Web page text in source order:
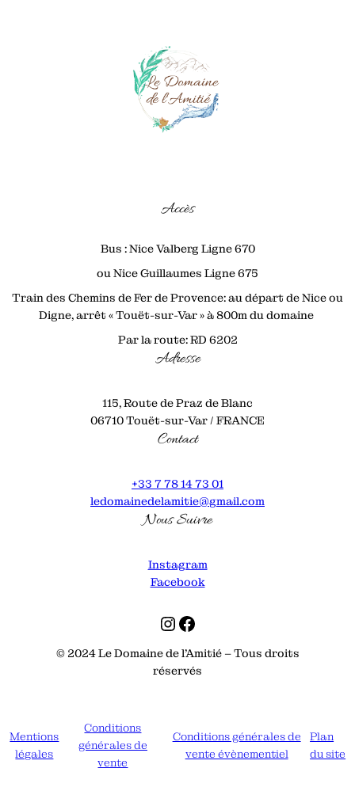
Accès
Bus : Nice Valberg Ligne 670
ou Nice Guillaumes Ligne 675
Train des Chemins de Fer de Provence: au départ de Nice ou
Digne, arrêt « Touët-sur-Var » à 800m du domaine
Par la route: RD 6202
Adresse
115, Route de Praz de Blanc
06710 Touët-sur-Var / FRANCE
Contact
+33 7 78 14 73 01
ledomainedelamitie@gmail.com
Nous Suivre
Instagram
Facebook
Instagram Facebook
© 2024 Le Domaine de l’Amitié – Tous droits
réservés
Mentions
légales
Conditions
générales de
vente
Conditions générales de
vente évènementiel
Plan
du site